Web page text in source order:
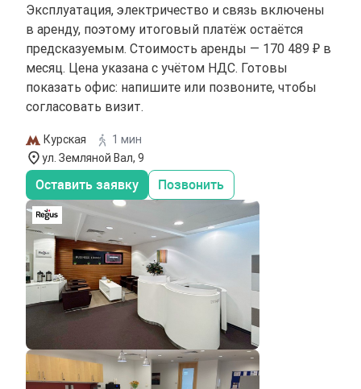
Эксплуатация, электричество и связь включены
в аренду, поэтому итоговый платёж остаётся
предсказуемым. Стоимость аренды — 170 489 ₽ в
месяц. Цена указана с учётом НДС. Готовы
показать офис: напишите или позвоните, чтобы
согласовать визит.
Курская
1 мин
ул. Земляной Вал, 9
Оставить заявку Позвонить